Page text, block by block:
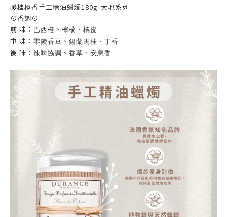
暖桂橙香手工精油蠟燭180g-大地系列
⊙香調⊙
前 味： 巴西橙 、 檸檬 、 橘皮
中 味： 零陵香豆 、 錫蘭肉桂 、 丁香
後 味： 辣味協調 、 香草 、 安息香